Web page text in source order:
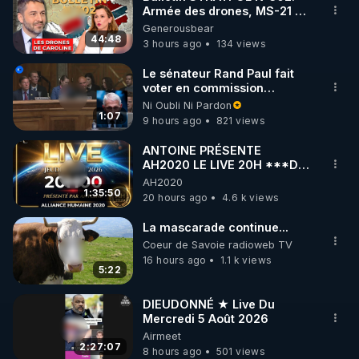
🌱 INSTAGRAM
https://www.instagram.com/rdlr_thierrycasasnovas/
http://rgnr.li/instagram
🌱 LA NEWSLETTER
Pour ne pas rater l’actualité RGNR (stages,
http://rgnr.li/news
🌱 VIDÉOS NON CENSURÉES SUR ODYSEE
Toutes les vidéos Youtube sont aussi sur la
http://rgnr.li/odysee
🌱 LES STAGES EN PRÉSENTIEL
http://rgnr.li/stages
44:48
Armée des drones, MS-21 en
série, missiles coréens.
07.08.2026.
Generousbear
3 hours ago
134 views
1:07
Le sénateur Rand Paul fait
voter en commission
l'outrage au Congrès contre
Anthony Fauci
Ni Oubli Ni Pardon
9 hours ago
821 views
1:35:50
ANTOINE PRÉSENTE
AH2020 LE LIVE 20H ***DU
06/08/2026***
AH2020
20 hours ago
4.6 k views
5:22
La mascarade continue...
Coeur de Savoie radioweb TV
16 hours ago
1.1 k views
2:27:07
DIEUDONNÉ ★ Live Du
Mercredi 5 Août 2026
Airmeet
8 hours ago
501 views